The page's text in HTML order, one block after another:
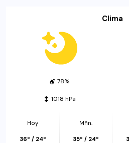
Clima
78%
1018 hPa
Hoy
36º / 24º
Mñn.
35º / 24º